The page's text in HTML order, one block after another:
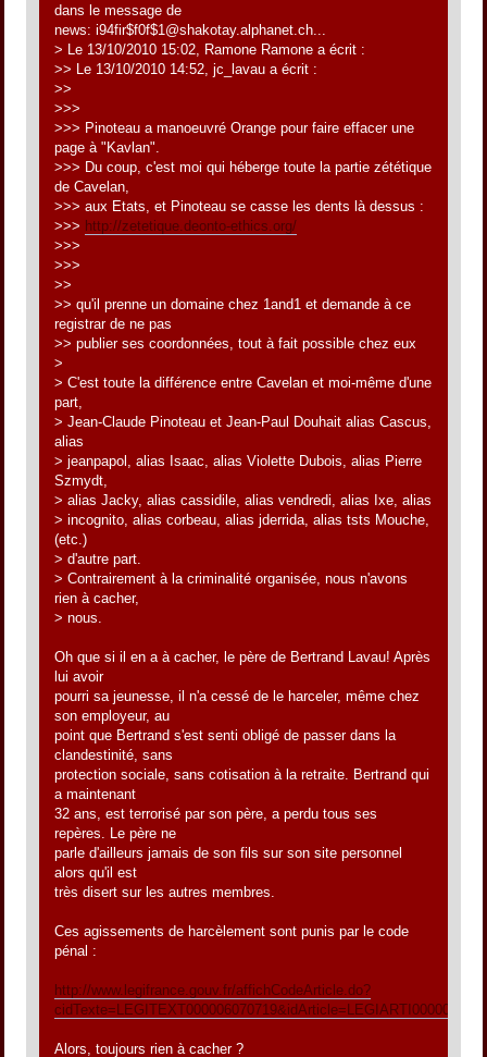
dans le message de
news: i94fir$f0f$1@shakotay.alphanet.ch...
> Le 13/10/2010 15:02, Ramone Ramone a écrit :
>> Le 13/10/2010 14:52, jc_lavau a écrit :
>>
>>>
>>> Pinoteau a manoeuvré Orange pour faire effacer une
page à "Kavlan".
>>> Du coup, c'est moi qui héberge toute la partie zététique
de Cavelan,
>>> aux Etats, et Pinoteau se casse les dents là dessus :
>>> http://zetetique.deonto-ethics.org/
>>>
>>>
>>
>> qu'il prenne un domaine chez 1and1 et demande à ce
registrar de ne pas
>> publier ses coordonnées, tout à fait possible chez eux
>
> C'est toute la différence entre Cavelan et moi-même d'une
part,
> Jean-Claude Pinoteau et Jean-Paul Douhait alias Cascus,
alias
> jeanpapol, alias Isaac, alias Violette Dubois, alias Pierre
Szmydt,
> alias Jacky, alias cassidile, alias vendredi, alias Ixe, alias
> incognito, alias corbeau, alias jderrida, alias tsts Mouche,
(etc.)
> d'autre part.
> Contrairement à la criminalité organisée, nous n'avons
rien à cacher,
> nous.
Oh que si il en a à cacher, le père de Bertrand Lavau! Après
lui avoir
pourri sa jeunesse, il n'a cessé de le harceler, même chez
son employeur, au
point que Bertrand s'est senti obligé de passer dans la
clandestinité, sans
protection sociale, sans cotisation à la retraite. Bertrand qui
a maintenant
32 ans, est terrorisé par son père, a perdu tous ses
repères. Le père ne
parle d'ailleurs jamais de son fils sur son site personnel
alors qu'il est
très disert sur les autres membres.
Ces agissements de harcèlement sont punis par le code
pénal :
http://www.legifrance.gouv.fr/affichCodeArticle.do?
Alors, toujours rien à cacher ?